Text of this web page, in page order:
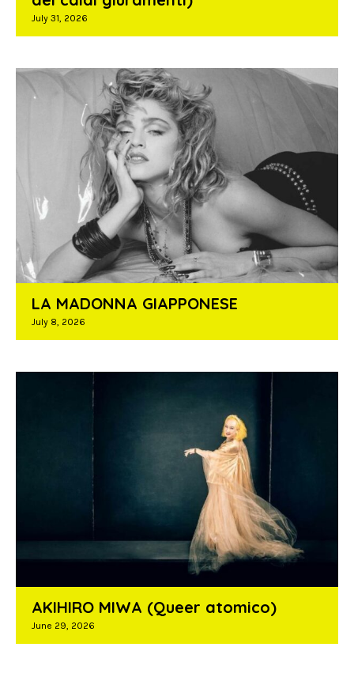
July 31, 2026
LA MADONNA GIAPPONESE
July 8, 2026
AKIHIRO MIWA (Queer atomico)
June 29, 2026